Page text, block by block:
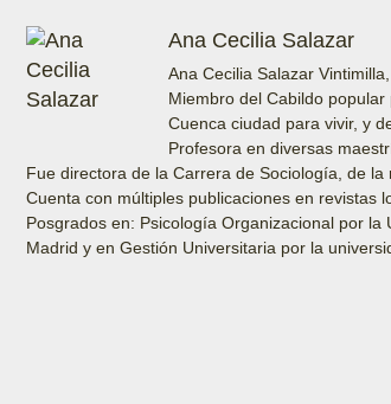
Ana Cecilia Salazar
Ana Cecilia Salazar
Miembro del Cabildo
Cuenca ciudad para vivir, y
Profesora en diversas
Fue directora de la Carrera de Sociología, de la
Cuenta con múltiples publicaciones en revistas
Posgrados en: Psicología Organizacional por
Madrid y en Gestión Universitaria por la